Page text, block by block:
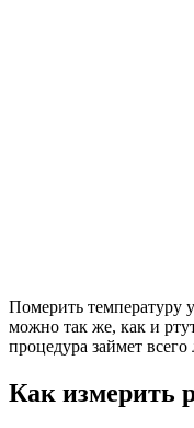
Померить температуру
можно так же, как и
процедура займет
Как измерить